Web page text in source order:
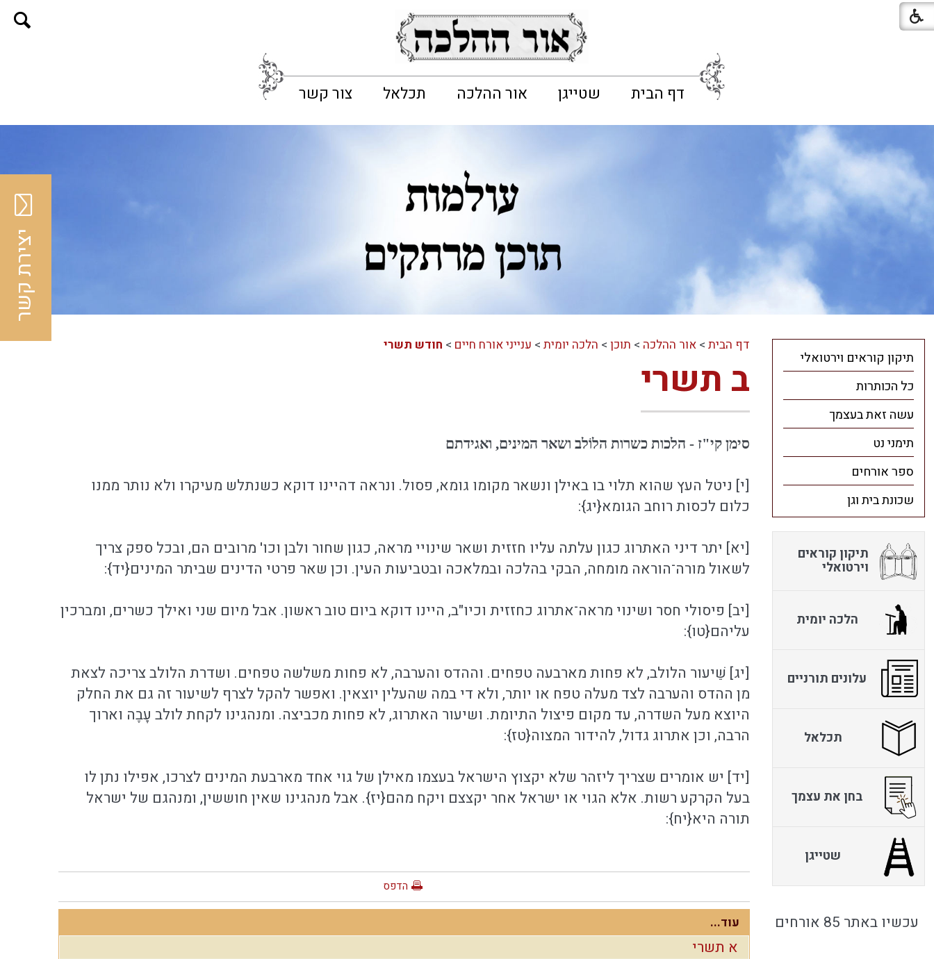
דף הבית שטייגן אור ההלכה תכלאל צור קשר
דף הבית> אור ההלכה > תוכן> הלכה יומית> ענייני אורח חיים > חודש תשרי
ב תשרי
סימן קי"ז - הלכות כשרות הלוֹלב ושאר המינים, ואגידתם
[י] ניטל העץ שהוא תלוי בו באילן ונשאר מקומו גומא, פסול. ונראה דהיינו דוקא כשנתלש מעיקרו ולא נותר ממנו
כלום לכסות רוחב הגומא{יג}:
[יא] יתר דיני האתרוג כגון עלתה עליו חזזית ושאר שינויי מראה, כגון שחור ולבן וכו' מרובים הם, ובכל ספק צריך
לשאול מורה־הוראה מומחה, הבקי בהלכה ובמלאכה ובטביעות העין. וכן שאר פרטי הדינים שביתר המינים{יד}:
[יב] פיסולי חסר ושינוי מראה־אתרוג כחזזית וכיו"ב, היינו דוקא ביום טוב ראשון. אבל מיום שני ואילך כשרים, ומברכין
עליהם{טו}:
[יג] שֵׁיעור הלולב, לא פחות מארבעה טפחים. וההדס והערבה, לא פחות משלשה טפחים. ושדרת הלולב צריכה לצאת
מן ההדס והערבה לצד מעלה טפח או יותר, ולא די במה שהעלין יוצאין. ואפשר להקל לצרף לשיעור זה גם את החלק
היוצא מעל השדרה, עד מקום פיצול התיומת. ושיעור האתרוג, לא פחות מכביצה. ומנהגינו לקחת לולב עָבֶה וארוך
הרבה, וכן אתרוג גדול, להידור המצוה{טז}:
[יד] יש אומרים שצריך ליזהר שלא יקצוץ הישראל בעצמו מאילן של גוי אחד מארבעת המינים לצרכו, אפילו נתן לו
בעל הקרקע רשות. אלא הגוי או ישראל אחר יקצצם ויקח מהם{יז}. אבל מנהגינו שאין חוששין, ומנהגם של ישראל
תורה היא{יח}:
הדפס
עוד...
א תשרי
תיקון קוראים וירטואלי
כל הכותרות
עשה זאת בעצמך
תימני נט
ספר אורחים
שכונת בית וגן
תיקון קוראים
וירטואלי
הלכה יומית
עלונים תורניים
תכלאל
בחן את עצמך
שטייגן
עכשיו באתר 85 אורחים
יצירת קשר